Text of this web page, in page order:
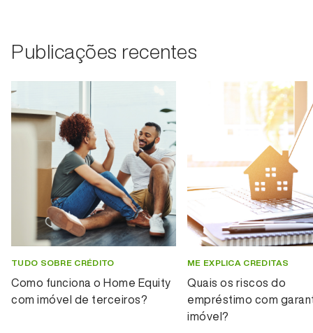
Publicações recentes
TUDO SOBRE CRÉDITO
Como funciona o Home Equity
com imóvel de terceiros?
ME EXPLICA CREDITAS
Quais os riscos do
empréstimo com
imóvel?